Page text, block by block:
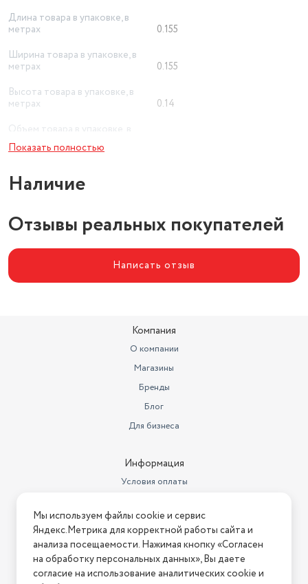
Длина товара в упаковке, в
метрах
0.155
Ширина товара в упаковке, в
метрах
0.155
Высота товара в упаковке, в
метрах
0.14
Объем товара в упаковке, в
литрах
Показать полностью
Наличие
Отзывы реальных покупателей
Написать отзыв
Компания
О компании
Магазины
Бренды
Блог
Для бизнеса
Информация
Условия оплаты
Условия возврата
Нашли ошибку на сайте? Напишите нам
2026 © Интернет-магазин "АстМаркет". У нас есть всё!
Мы используем файлы cookie и сервис
Яндекс.Метрика для корректной работы сайта и
анализа посещаемости. Нажимая кнопку «Согласен
на обработку персональных данных», Вы даете
согласие на использование аналитических cookie и